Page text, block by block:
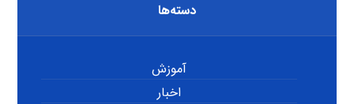
دسته‌ها
آموزش
اخبار